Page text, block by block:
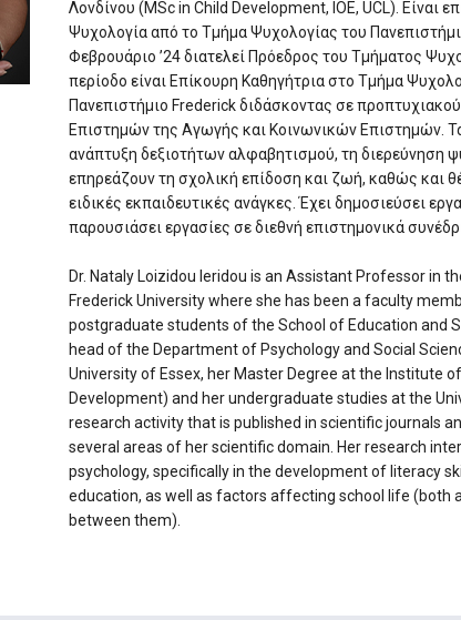
Λονδίνου (MSc in Child Development, IOE, UCL). Είναι
Ψυχολογία από το Τμήμα Ψυχολογίας του
Φεβρουάριο ’24 διατελεί Πρόεδρος του Τμήματος
περίοδο είναι Επίκουρη Καθηγήτρια στο Τμήμα
Πανεπιστήμιο Frederick διδάσκοντας σε
Επιστημών της Αγωγής και Κοινωνικών Επιστημών.
ανάπτυξη δεξιοτήτων αλφαβητισμού, τη διερεύνηση
επηρεάζουν τη σχολική επίδοση και ζωή, καθώς
ειδικές εκπαιδευτικές ανάγκες. Έχει δημοσιεύσει
παρουσιάσει εργασίες σε διεθνή επιστημονικά
Dr. Nataly Loizidou Ieridou is an Assistant Professor in
Frederick University where she has been a faculty
postgraduate students of the School of Education and
head of the Department of Psychology and Social
University of Essex, her Master Degree at the Institute
Development) and her undergraduate studies at the
research activity that is published in scientific journals
several areas of her scientific domain. Her research
psychology, specifically in the development of literacy
education, as well as factors affecting school life (both
between them).